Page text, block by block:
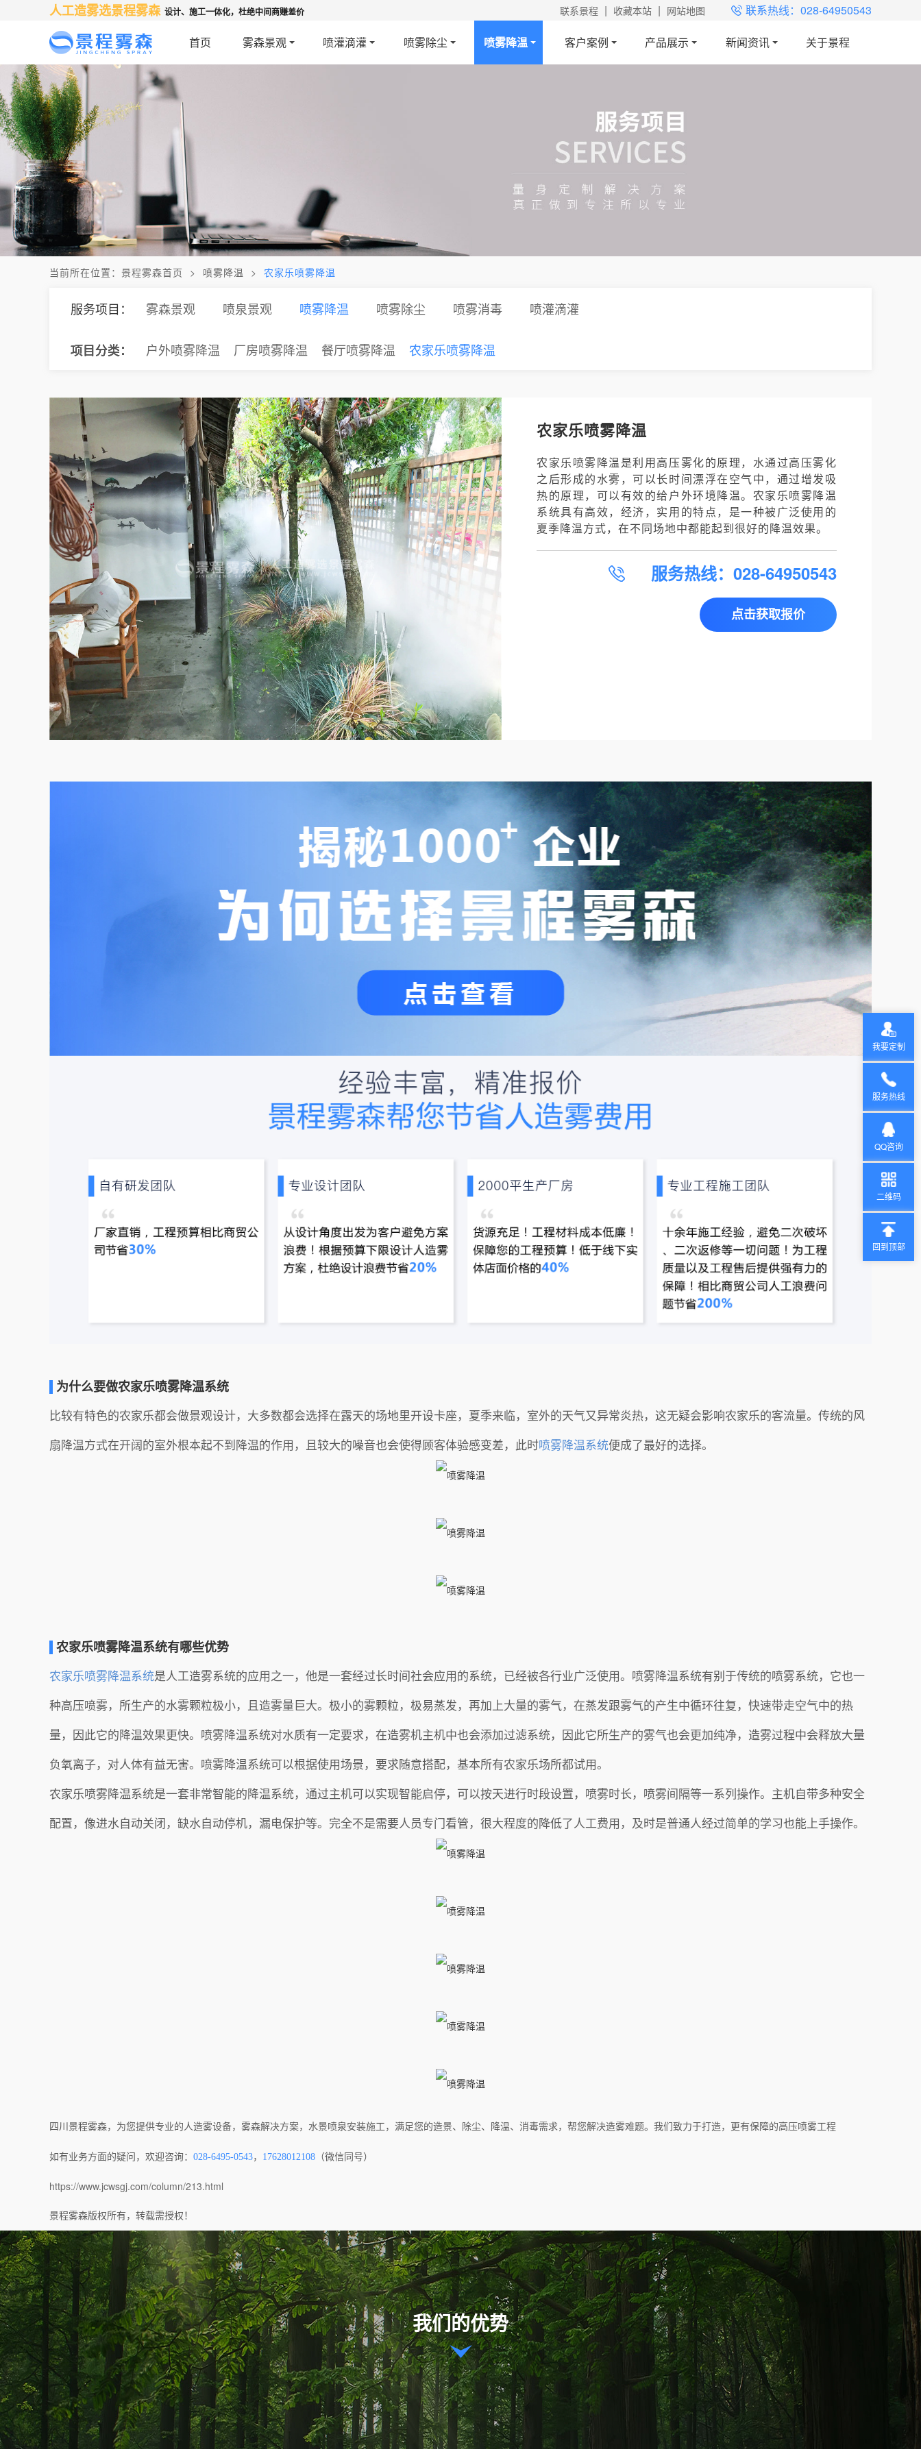
人工造雾选景程雾森 设计、施工一体化，杜绝中间商赚差价 联系景程 | 收藏本站 | 网站地图 联系热线：028-64950543
首页 雾森景观 喷灌滴灌 喷雾除尘 喷雾降温 客户案例 产品展示 新闻资讯 关于景程
当前所在位置： 景程雾森首页 > 喷雾降温 > 农家乐喷雾降温
服务项目： 雾森景观
项目分类：
喷泉景观
项目分类：
喷雾降温
项目分类： 户外喷雾降温 厂房喷雾降温 餐厅喷雾降温 农家乐喷雾降温
喷雾除尘
项目分类：
喷雾消毒
项目分类：
喷灌滴灌
项目分类：
农家乐喷雾降温
农家乐喷雾降温是利用高压雾化的原理，水通过高压雾化
之后形成的水雾，可以长时间漂浮在空气中，通过增发吸
热的原理，可以有效的给户外环境降温。农家乐喷雾降温
系统具有高效，经济，实用的特点，是一种被广泛使用的
夏季降温方式，在不同场地中都能起到很好的降温效果。
服务热线：028-64950543
点击获取报价
为什么要做农家乐喷雾降温系统
比较有特色的农家乐都会做景观设计，大多数都会选择在露天的场地里开设卡座，夏季来临，室外的天气又异常炎热，这无疑会影响农家乐的客流量。传统的风
扇降温方式在开阔的室外根本起不到降温的作用，且较大的噪音也会使得顾客体验感变差，此时喷雾降温系统便成了最好的选择。
农家乐喷雾降温系统有哪些优势
农家乐喷雾降温系统是人工造雾系统的应用之一，他是一套经过长时间社会应用的系统，已经被各行业广泛使用。喷雾降温系统有别于传统的喷雾系统，它也一
种高压喷雾，所生产的水雾颗粒极小，且造雾量巨大。极小的雾颗粒，极易蒸发，再加上大量的雾气，在蒸发跟雾气的产生中循环往复，快速带走空气中的热
量，因此它的降温效果更快。喷雾降温系统对水质有一定要求，在造雾机主机中也会添加过滤系统，因此它所生产的雾气也会更加纯净，造雾过程中会释放大量
负氧离子，对人体有益无害。喷雾降温系统可以根据使用场景，要求随意搭配，基本所有农家乐场所都试用。
农家乐喷雾降温系统是一套非常智能的降温系统，通过主机可以实现智能启停，可以按天进行时段设置，喷雾时长，喷雾间隔等一系列操作。主机自带多种安全
配置，像进水自动关闭，缺水自动停机，漏电保护等。完全不是需要人员专门看管，很大程度的降低了人工费用，及时是普通人经过简单的学习也能上手操作。
四川景程雾森，为您提供专业的人造雾设备，雾森解决方案，水景喷泉安装施工，满足您的造景、除尘、降温、消毒需求，帮您解决造雾难题。我们致力于打造，更有保障的高压喷雾工程
如有业务方面的疑问，欢迎咨询： 028-6495-0543， 17628012108 （微信同号）
https://www.jcwsgj.com/column/213.html
景程雾森版权所有，转载需授权！
我们的优势
我要定制
服务热线
QQ咨询
二维码
回到顶部